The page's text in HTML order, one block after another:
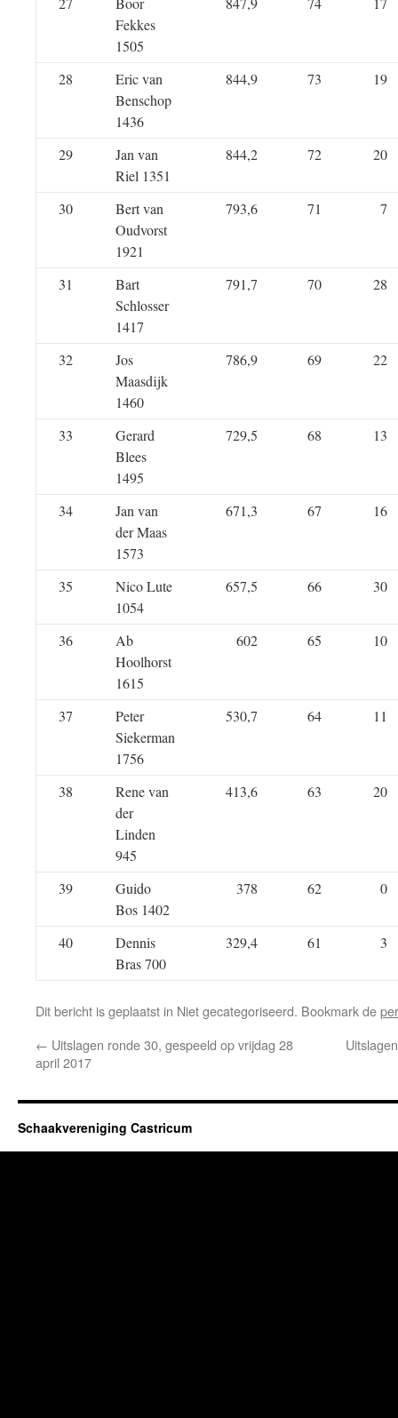
Fekkes
1505
28
Eric van
Benschop
1436
844,9 73 19
29
Jan van
Riel 1351
844,2 72 20
30
Bert van
Oudvorst
1921
793,6 71 7
31
Bart
Schlosser
1417
791,7 70 28
32
Jos
Maasdijk
1460
786,9 69 22
33
Gerard
Blees
1495
729,5 68 13
34
Jan van
der Maas
1573
671,3 67 16
35
Nico Lute
1054
657,5 66 30
36
Ab
Hoolhorst
1615
602 65 10
37
Peter
Siekerman
1756
530,7 64 11
38
Rene van
der
Linden
945
413,6 63 20
39
Guido
Bos 1402
378 62 0
40
Dennis
Bras 700
329,4 61 3
Dit bericht is geplaatst in Niet gecategoriseerd. Bookmark de
← Uitslagen ronde 30, gespeeld op vrijdag 28
april 2017
Schaakvereniging Castricum